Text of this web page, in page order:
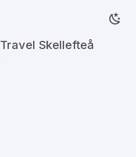
Skellefteå